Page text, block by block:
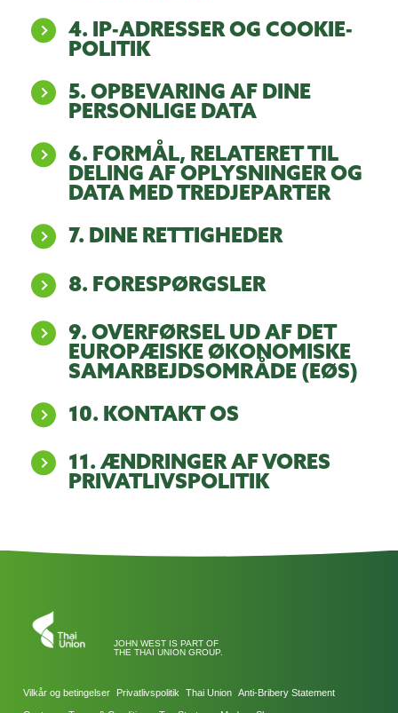
4. IP-ADRESSER OG COOKIE-
POLITIK
5. OPBEVARING AF DINE
PERSONLIGE DATA
6. FORMÅL, RELATERET TIL
DELING AF OPLYSNINGER OG
DATA MED TREDJEPARTER
7. DINE RETTIGHEDER
8. FORESPØRGSLER
9. OVERFØRSEL UD AF DET
EUROPÆISKE ØKONOMISKE
SAMARBEJDSOMRÅDE (EØS)
10. KONTAKT OS
11. ÆNDRINGER AF VORES
PRIVATLIVSPOLITIK
JOHN WEST IS PART OF
THE THAI UNION GROUP.
Vilkår og betingelser Privatlivspolitik Thai Union Anti-Bribery Statement